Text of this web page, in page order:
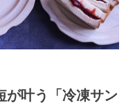
が叶う「冷凍サン